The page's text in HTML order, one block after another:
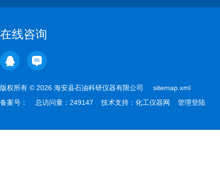
在线咨询
版权所有 © 2026 海安县石油科研仪器有限公司 sitemap.xml
备案号：
总访问量：249147 技术支持： 化工仪器网 管理登陆